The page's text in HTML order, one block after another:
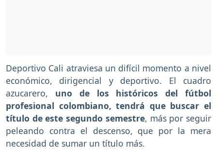
Deportivo Cali atraviesa un difícil momento a nivel
económico, dirigencial y deportivo. El cuadro
azucarero, uno de los históricos del fútbol
profesional colombiano, tendrá que buscar el
título de este segundo semestre, más por seguir
peleando contra el descenso, que por la mera
necesidad de sumar un título más.